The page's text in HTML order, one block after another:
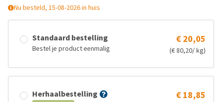
Nu besteld, 15-08-2026 in huis
Standaard bestelling
Bestel je product eenmalig
€ 20,05
(€ 80,20/ kg)
Herhaalbestelling € 18,85